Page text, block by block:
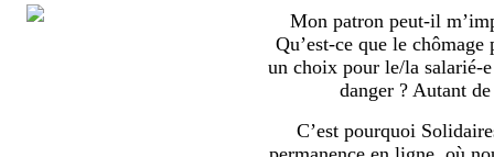
Mon patron peut-il
Qu’est-ce que le
un choix pour le/la salarié-
danger ? Autant
C’est pourquoi